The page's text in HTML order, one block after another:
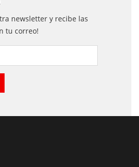
newsletter y recibe las
tu correo!